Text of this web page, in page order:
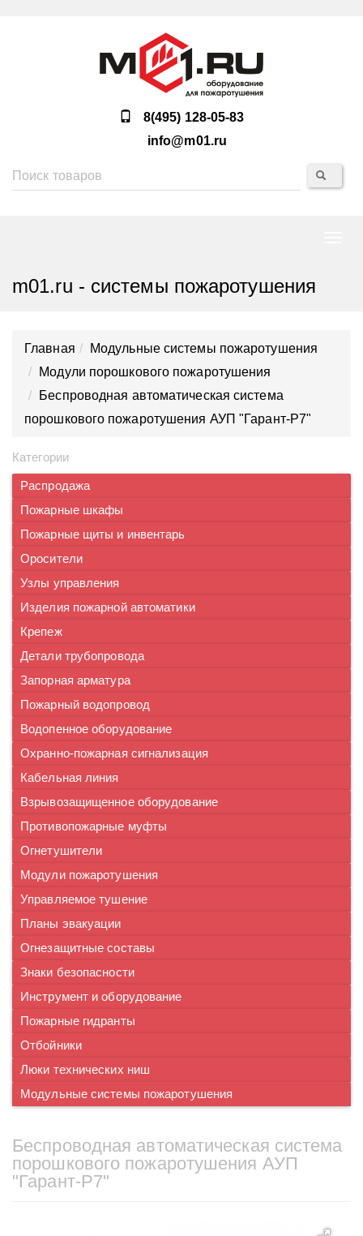
8(495) 128-05-83
info@m01.ru
m01.ru - системы пожаротушения
Главная
Модульные системы пожаротушения
Модули порошкового пожаротушения
Беспроводная автоматическая система
порошкового пожаротушения АУП "Гарант-Р7"
Категории
Распродажа
Пожарные шкафы
Пожарные щиты и инвентарь
Оросители
Узлы управления
Изделия пожарной автоматики
Крепеж
Детали трубопровода
Запорная арматура
Пожарный водопровод
Водопенное оборудование
Охранно-пожарная сигнализация
Кабельная линия
Взрывозащищенное оборудование
Противопожарные муфты
Огнетушители
Модули пожаротушения
Управляемое тушение
Планы эвакуации
Огнезащитные составы
Знаки безопасности
Инструмент и оборудование
Пожарные гидранты
Отбойники
Люки технических ниш
Модульные системы пожаротушения
Беспроводная автоматическая система
порошкового пожаротушения АУП
"Гарант-Р7"